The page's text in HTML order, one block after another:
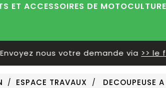
ET ACCESSOIRES DE MOTOCULTURE
nous votre demande via>> le
ESPACE TRAVAUX DECOUPEUSE